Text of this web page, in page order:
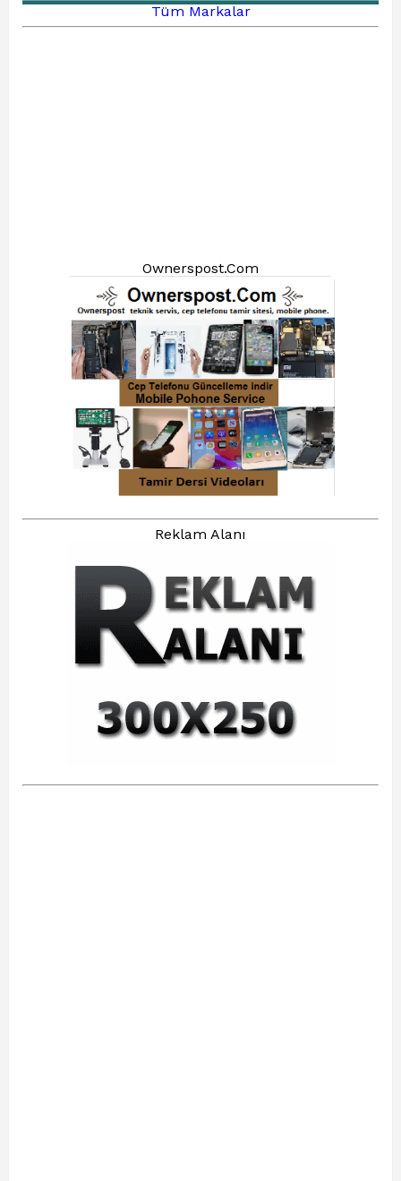
Tüm Markalar
Ownerspost.Com
Reklam Alanı